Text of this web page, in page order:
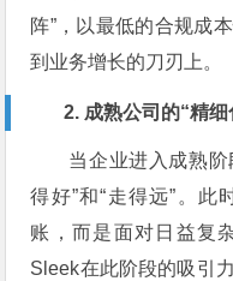
阵”，以最低的合规成
到业务增长的刀刃上。
2. 成熟公司的“精
当企业进入成熟阶
得好”和“走得远”。此
账，而是面对日益复
Sleek在此阶段的吸引